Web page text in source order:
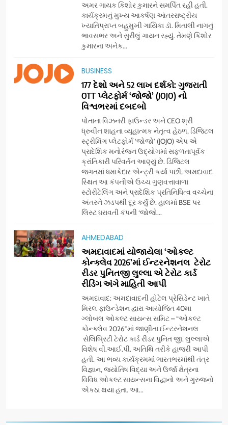
અમર ગાયક કિશોર કુમારને સમર્પિત રહી હતી.
કાર્યક્રમનું મુખ્ય આકર્ષણ આંતરરાષ્ટ્રીય
ખ્યાતિપ્રાપ્ત બહુમુખી ગાયિકા ડૉ. મિતાલી નાગનું
ભાવસભર અને સુરીલું ગાયન રહ્યું. તેમણે કિશોર
કુમારના અનેક...
BUSINESS
177 દેશો અને 52 લાખ દર્શકો: ગુજરાતી
OTT પ્લેટફોર્મ ‘જોજો’ (JOJO) નો
વિશ્વભરમાં દબદબો
પોતાના વિઝનરી ફાઉન્ડર અને CEO શ્રી
ધ્રુવીન શાહના વ્યૂહાત્મક નેતૃત્વ હેઠળ, ડિજિટલ
સ્ટ્રીમિંગ પ્લેટફોર્મ ‘જોજો’ (JOJO) એપ એ
પ્રાદેશિક મનોરંજન ઉદ્યોગમાં સફળતાપૂર્વક
ક્રાંતિકારી પરિવર્તન આણ્યું છે. ડિજિટલ
જગતમાં ધમાકેદાર એન્ટ્રી કર્યા પછી, અમદાવાદ
સ્થિત આ કંપનીએ ઉચ્ચ ગુણવત્તાવાળા
સ્ટોરીટેલિંગ અને પ્રાદેશિક પ્રતિનિધિત્વ વચ્ચેના
અંતરને ઝડપથી દૂર કર્યું છે. હાલમાં BSE પર
લિસ્ટ ધરાવતી કંપની ‘જોજો...
AHMEDABAD
અમદાવાદમાં યોજાયેલા ‘ઓકલ્ટ
કોન્ક્લેવ 2026’માં ઈન્ટરનેશનલ ટેરોટ
રીડર પુનિતજી લુલ્લા એ ટેરોટ કાર્ડ
રીડિંગ અંગે માહિતી આપી
અમદાવાદ: અમદાવાદની હોટેલ પ્રેસિડેન્ટ ખાતે
મિરલ ફાઉન્ડેશન દ્વારા આયોજિત 40મા
ગ્લોબલ ઓકલ્ટ સાયન્સ સમિટ – “ઓકલ્ટ
કોન્ક્લેવ 2026″માં જાણીતા ઈન્ટરનેશનલ
સેલિબ્રિટી ટેરોટ કાર્ડ રીડર પુનિત જી. લુલ્લાએ
વિશેષ વી.આઈ.પી. અતિથિ તરીકે હાજરી આપી
હતી. આ ભવ્ય કાર્યક્રમમાં ભારતભરમાંથી તંત્ર
વિજ્ઞાન, જ્યોતિષ વિદ્યા અને ઉર્જા ક્ષેત્રના
વિવિધ ઓકલ્ટ સાયન્સના વિદ્વાનો અને ગુરુજનો
એકઠા થયા હતા. આ...
સેમસંગ વિશ્વ યુવા કૌશલ્ય
દિવસની ઉજવણી કરે છે, સેમસંગ
દોસ્ત કૌશલ્ય વિકાસ કાર્યક્રમના
30 ટોચના પ્રતિભાશાળી
વિદ્યાર્થીઓનું સન્માન કરે છે
BUSINESS CSR
આયુદા ઓર્ગેનિક્સ દ્વારા
ગુજરાતના 5 શહેરોમાં રિટેલ સ્ટોર્સ
અને ગીર ગાયના વૈદિક વલોણા ઘી-
દૂધની શુદ્ધ સેવાઓ સાથે વ્યાપક
વિસ્તરણ
BUSINESS
‘ગેટ સેટ ગો’ નું પાવર-પેક્ડ ટ્રેલર
મળશે
ENTERTAINMENT
અમદાવાદમાં ભારે વરસાદ વચ્ચે
ફિલ્મ ‘ગેટ સેટ ગો’ની ‘ટીમ
ચિરંજીવી’ માનવતાના કાર્ય માટે
આગળ આવી: ગુલબાઈ ટેકરાના
પ્રભાવિત પરિવારોને ફૂડ પેકેટ્સ
અને પીવાના પાણીનું વિતરણ કર્યું
AHMEDABAD CSR
ડો. મિતાલી નાગ (આર્ક ઇવેન્ટ્સ)
દ્વારા કિશોર કુમારની જન્મજયંતિ
નિમિત્તે સંગીતમય શ્રદ્ધાંજલિ
AHMEDABAD
ગુજરાતી OTT પ્લેટફોર્મ ‘જોજો’